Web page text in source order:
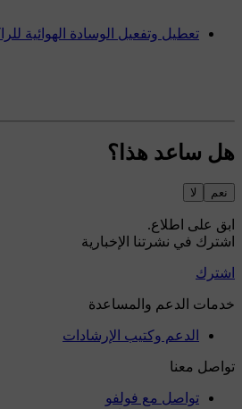
تعطيل وتفعيل الوسادة الهوائية
هل ساعد هذا؟
نعم لا